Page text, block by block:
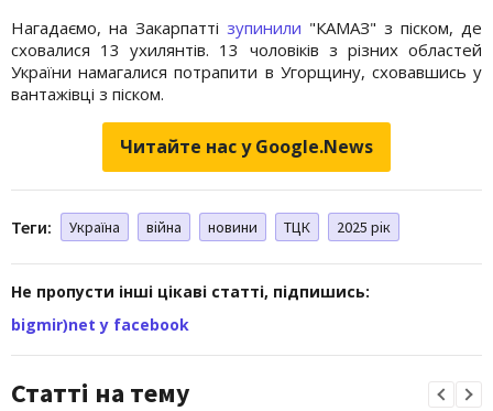
Нагадаємо, на Закарпатті зупинили "КАМАЗ" з піском, де
сховалися 13 ухилянтів. 13 чоловіків з різних областей
України намагалися потрапити в Угорщину, сховавшись у
вантажівці з піском.
Читайте нас у Google.News
Теги: Україна війна новини ТЦК 2025 рік
Не пропусти інші цікаві статті, підпишись:
bigmir)net у facebook
Статті на тему